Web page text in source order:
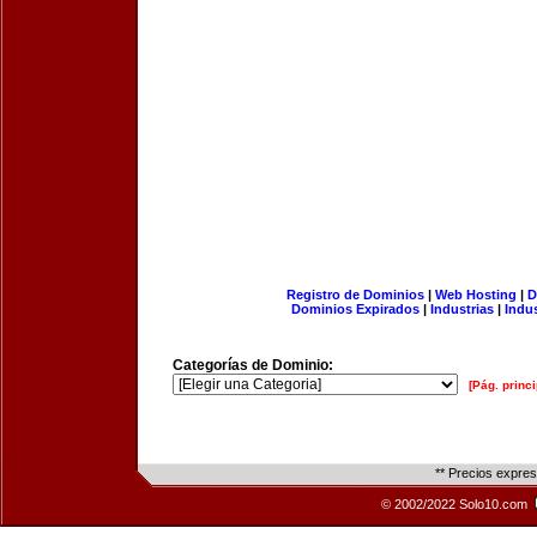
Registro de Dominios| Web Hosting |
Dominios Expirados | Industrias |
Categorías de Dominio:
[Pág.
** Precios
© 2002/2022 Solo10.com